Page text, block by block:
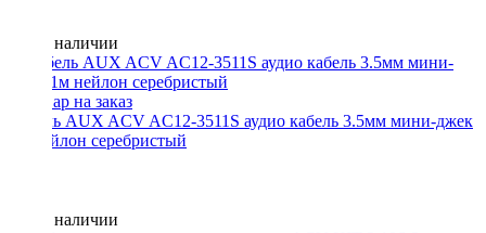
Нет в наличии
Кабель AUX ACV AC12-3511S аудио кабель 3.5мм мини-джек
1м нейлон серебристый
Нет в наличии